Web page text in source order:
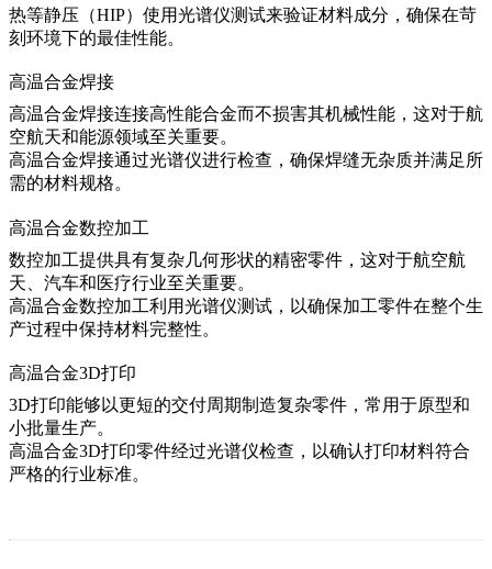
热等静压（HIP） 使用光谱仪测试来验证材料成分，确保在苛
刻环境下的最佳性能。
高温合金焊接
高温合金焊接连接高性能合金而不损害其机械性能，这对于航
空航天和能源领域至关重要。
高温合金焊接通过光谱仪进行检查，确保焊缝无杂质并满足所
需的材料规格。
高温合金数控加工
数控加工提供具有复杂几何形状的精密零件，这对于航空航
天、汽车和医疗行业至关重要。
高温合金数控加工利用光谱仪测试，以确保加工零件在整个生
产过程中保持材料完整性。
高温合金3D打印
3D打印能够以更短的交付周期制造复杂零件，常用于原型和
小批量生产。
高温合金3D打印零件经过光谱仪检查，以确认打印材料符合
严格的行业标准。